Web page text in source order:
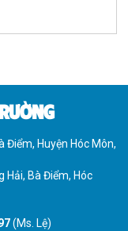
Điểm, Huyện Hóc Môn,
Hải, Bà Điểm, Hóc
(Ms. Lệ)